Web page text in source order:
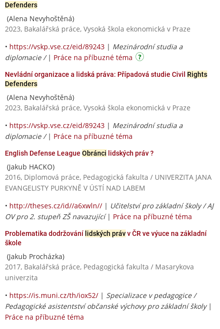
Defenders
(Alena Nevyhoštěná)
2023, Bakalářská práce, Vysoká škola ekonomická v Praze
• https://vskp.vse.cz/eid/89243 | Mezinárodní studia a
diplomacie / | Práce na příbuzné téma
Nevládní organizace a lidská práva: Případová studie Civil Rights
Defenders
(Alena Nevyhoštěná)
2023, Bakalářská práce, Vysoká škola ekonomická v Praze
• https://vskp.vse.cz/eid/89243 | Mezinárodní studia a
diplomacie / | Práce na příbuzné téma
English Defense League Obránci lidských práv ?
(Jakub HACKO)
2016, Diplomová práce, Pedagogická fakulta / UNIVERZITA JANA
EVANGELISTY PURKYNĚ V ÚSTÍ NAD LABEM
• http://theses.cz/id//a6xwln// | Učitelství pro základní školy / AJ
OV pro 2. stupeň ZŠ navazující| Práce na příbuzné téma
Problematika dodržování lidských právv ČR ve výuce na základní
škole
(Jakub Procházka)
2017, Bakalářská práce, Pedagogická fakulta / Masarykova
univerzita
• https://is.muni.cz/th/iox52/ | Specializace v pedagogice /
Pedagogické asistentství občanské výchovy pro základní školy|
Práce na příbuzné téma